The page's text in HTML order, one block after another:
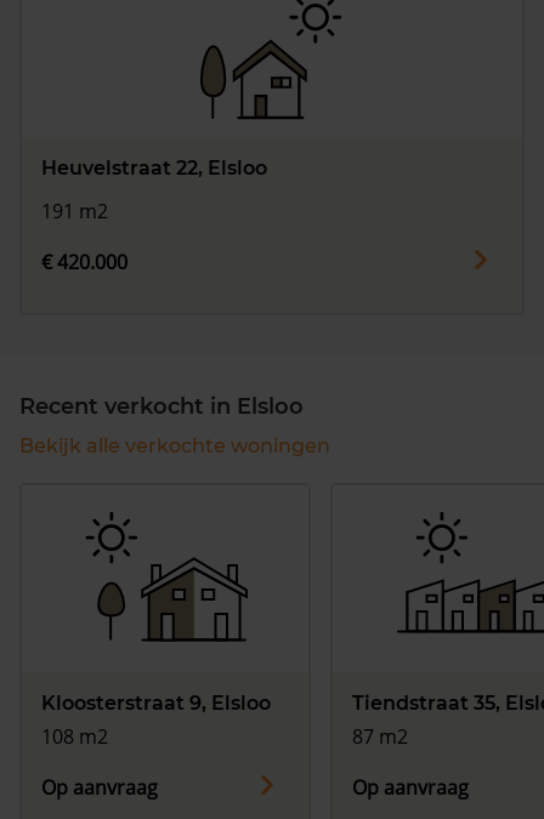
Heuvelstraat 22, Elsloo
191 m2
€ 420.000
Recent verkocht in Elsloo
Bekijk alle verkochte woningen
Kloosterstraat 9, Elsloo
108 m2
Op aanvraag
Tiendstraat 35,
87 m2
Op aanvraag